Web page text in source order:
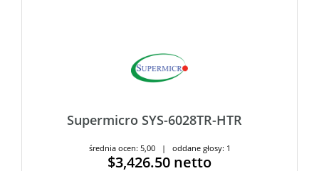
Supermicro SYS-6028TR-HTR
średnia ocen: 5,00 | oddane głosy: 1
$3,426.50 netto